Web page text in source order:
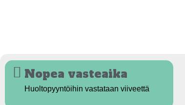
Nopea vasteaika
Huoltopyyntöihin vastataan viiveettä